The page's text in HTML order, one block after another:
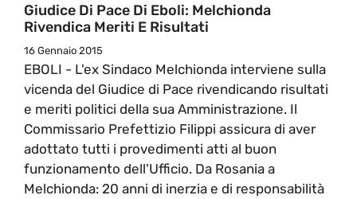
Giudice Di Pace Di Eboli: Melchionda
Rivendica Meriti E Risultati
16 Gennaio 2015
EBOLI - L'ex Sindaco Melchionda interviene sulla
vicenda del Giudice di Pace rivendicando risultati
e meriti politici della sua Amministrazione. Il
Commissario Prefettizio Filippi assicura di aver
adottato tutti i provedimenti atti al buon
funzionamento dell'Ufficio. Da Rosania a
Melchionda: 20 anni di inerzia e di responsabilità